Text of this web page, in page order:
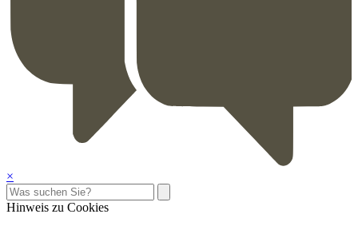
×
Hinweis zu Cookies